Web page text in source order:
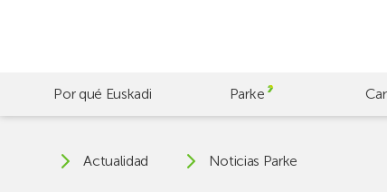
Por qué Euskadi Parke
Actualidad Noticias Parke